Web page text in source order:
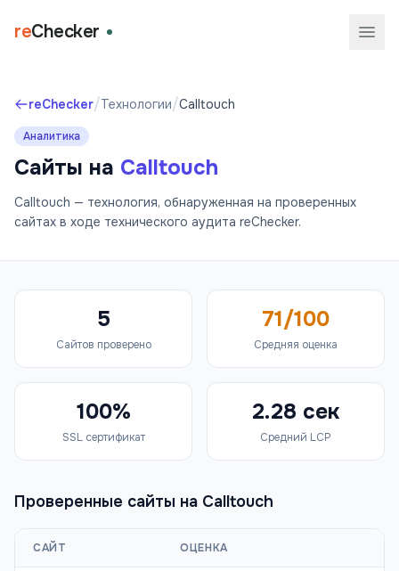
reChecker
reChecker/Технологии/Calltouch
Аналитика
Сайты на Calltouch
Calltouch — технология, обнаруженная на проверенных
сайтах в ходе технического аудита reChecker.
5
Сайтов проверено
71/100
Средняя оценка
100%
SSL сертификат
2.28 сек
Средний LCP
Проверенные сайты на Calltouch
САЙТ ОЦЕНКА